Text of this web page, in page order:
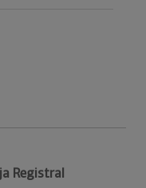
Registral